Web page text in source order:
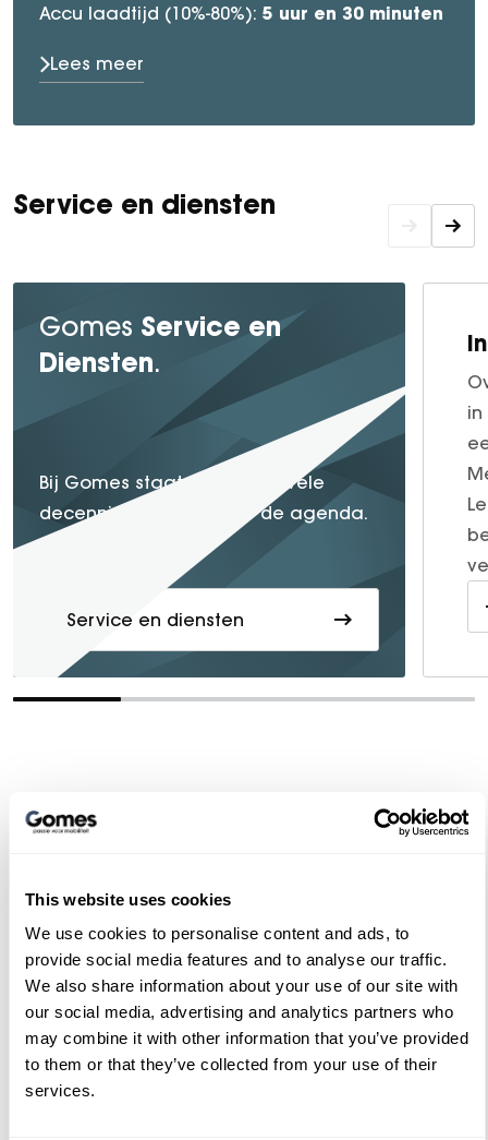
This website uses cookies
We use cookies to personalise content and ads, to
provide social media features and to analyse our traffic.
We also share information about your use of our site with
our social media, advertising and analytics partners who
may combine it with other information that you’ve provided
to them or that they’ve collected from your use of their
services.
Accu laadtijd (10%-80%): 5 uur en 30 minuten
Lees meer
Service en diensten
Gomes Service en
Diensten.
Bij Gomes staatservice
al vele
decennia lang hoog op de agenda.
Service en diensten